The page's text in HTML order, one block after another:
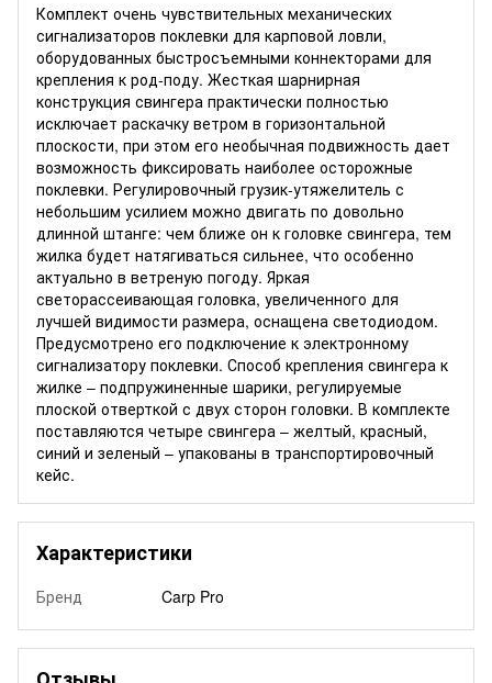
Комплект очень чувствительных механических
сигнализаторов поклевки для карповой ловли,
оборудованных быстросъемными коннекторами для
крепления к род-поду. Жесткая шарнирная
конструкция свингера практически полностью
исключает раскачку ветром в горизонтальной
плоскости, при этом его необычная подвижность дает
возможность фиксировать наиболее осторожные
поклевки. Регулировочный грузик-утяжелитель с
небольшим усилием можно двигать по довольно
длинной штанге: чем ближе он к головке свингера, тем
жилка будет натягиваться сильнее, что особенно
актуально в ветреную погоду. Яркая
светорассеивающая головка, увеличенного для
лучшей видимости размера, оснащена светодиодом.
Предусмотрено его подключение к электронному
сигнализатору поклевки. Способ крепления свингера к
жилке – подпружиненные шарики, регулируемые
плоской отверткой с двух сторон головки. В комплекте
поставляются четыре свингера – желтый, красный,
синий и зеленый – упакованы в транспортировочный
кейс.
Характеристики
Бренд Carp Pro